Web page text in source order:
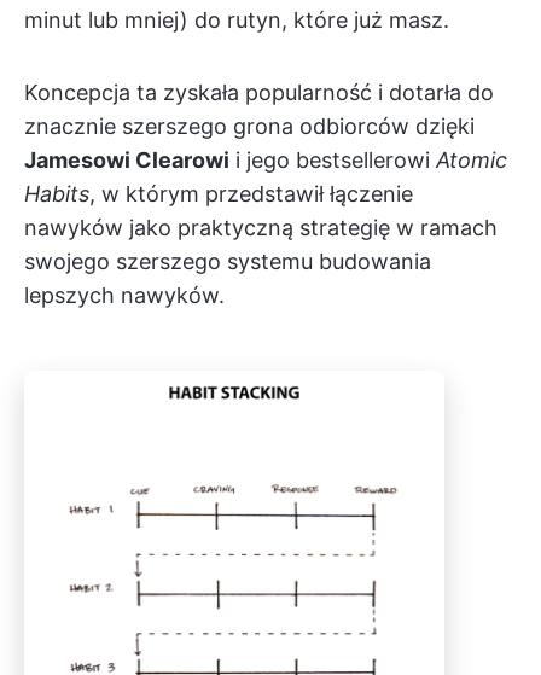
minut lub mniej) do rutyn, które już masz.
Koncepcja ta zyskała popularność i dotarła do
znacznie szerszego grona odbiorców dzięki
Jamesowi Clearowi i jego bestsellerowi Atomic
Habits, w którym przedstawił łączenie
nawyków jako praktyczną strategię w ramach
swojego szerszego systemu budowania
lepszych nawyków.